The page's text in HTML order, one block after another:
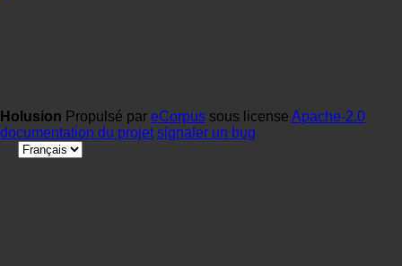
Holusion Propulsé par eCorpus sous license Apache-2.0
documentation du projet signaler un bug